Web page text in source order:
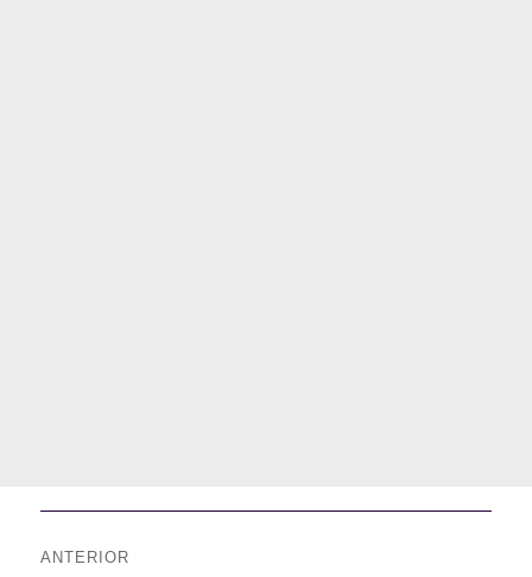
entradas
ANTERIOR